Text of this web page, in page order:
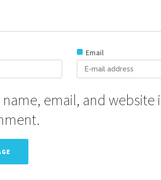
Email
name, email, and